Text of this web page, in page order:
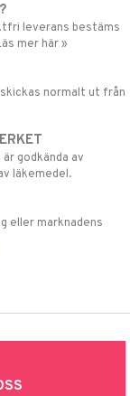
leverans bestäms
mer här »
normalt ut från
godkända av
läkemedel.
eller marknadens